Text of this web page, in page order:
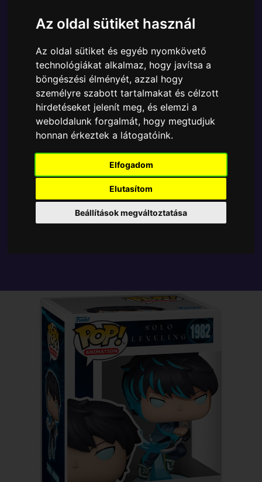
Az oldal sütiket használ
Az oldal sütiket és egyéb nyomkövető
technológiákat alkalmaz, hogy javítsa a
böngészési élményét, azzal hogy
személyre szabott tartalmakat és célzott
hirdetéseket jelenít meg, és elemzi a
weboldalunk forgalmát, hogy megtudjuk
honnan érkeztek a látogatóink.
Elfogadom
Elutasítom
Beállítások megváltoztatása
Ára:14490 Ft
A Funko POP - Anime & Manga egyik népszerű
terméke a Funko - Anime Solo Leveling Sung Jinwoo
Chase gyűjtői vinyl karakter, amely ablakos
csomagolásban azaz - POP In a Box - várja új
gazdáját.
TOVÁBB A VÁSÁRLÁSRA
Tetszik? Osszd meg másokkal!